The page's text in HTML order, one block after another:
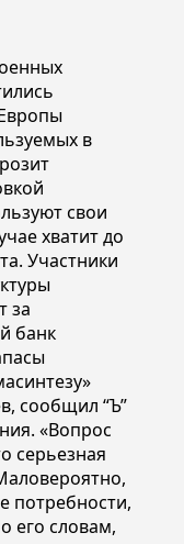
в
свои
хватит до
Участники
за
банк
сообщил “Ъ”
«Вопрос
серьезная
потребности,
его словам,